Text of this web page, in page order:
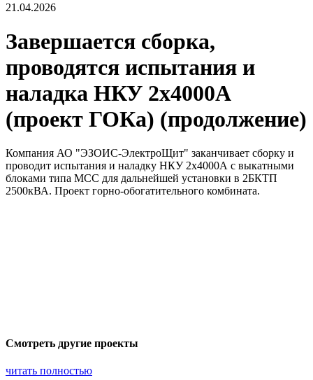
21.04.2026
Завершается сборка,
проводятся испытания и
наладка НКУ 2х4000А
(проект ГОКа) (продолжение)
Компания АО "ЭЗОИС-ЭлектроЩит" заканчивает сборку и
проводит испытания и наладку НКУ 2х4000А с выкатными
блоками типа МСС для дальнейшей установки в 2БКТП
2500кВА. Проект горно-обогатительного комбината.
Смотреть другие проекты
читать полностью